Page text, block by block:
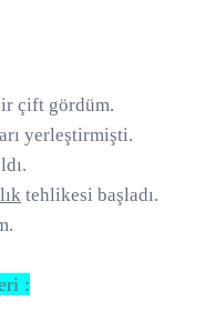
çift gördüm.
yerleştirmişti.
tehlikesi başladı.
: